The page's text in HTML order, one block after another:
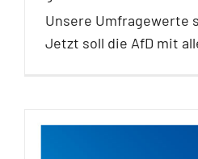
Unsere Umfragewerte
Jetzt soll die AfD mit